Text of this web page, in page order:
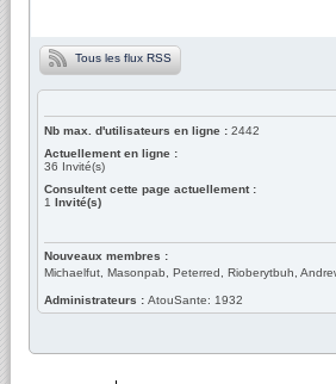
Tous les flux RSS
Nb max. d'utilisateurs en ligne : 2442
Actuellement en ligne :
36 Invité(s)
Consultent cette page actuellement :
1 Invité(s)
Nouveaux membres :
Michaelfut, Masonpab, Peterred, Rioberytbuh,
Administrateurs : AtouSante: 1932